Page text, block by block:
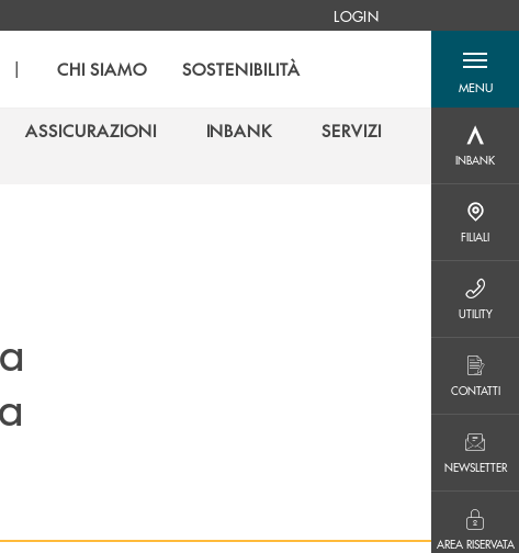
LOGIN
| CHI SIAMO SOSTENIBILITÀ
MENU
menu
INBANK
INBANK
FILIALI
UTILITY
CONTATTI
NEWSLETTER
AREA RISERVATA
ASSICURAZIONI
INBANK
SERVIZI